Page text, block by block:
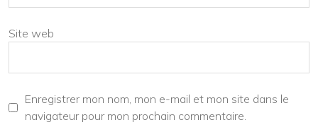
Site web
Enregistrer mon nom, mon e-mail et mon site dans le
navigateur pour mon prochain commentaire.